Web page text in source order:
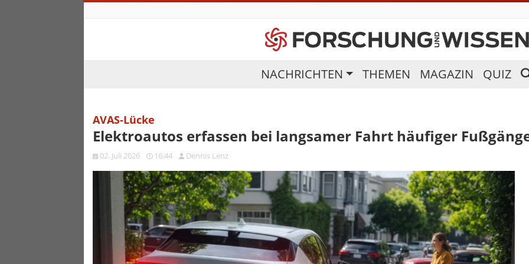
NACHRICHTEN THEMEN MAGAZIN QUIZ
AVAS-Lücke
Elektroautos erfassen bei langsamer Fahrt häufiger
02. Juli 2026 16:44 Dennis Lenz